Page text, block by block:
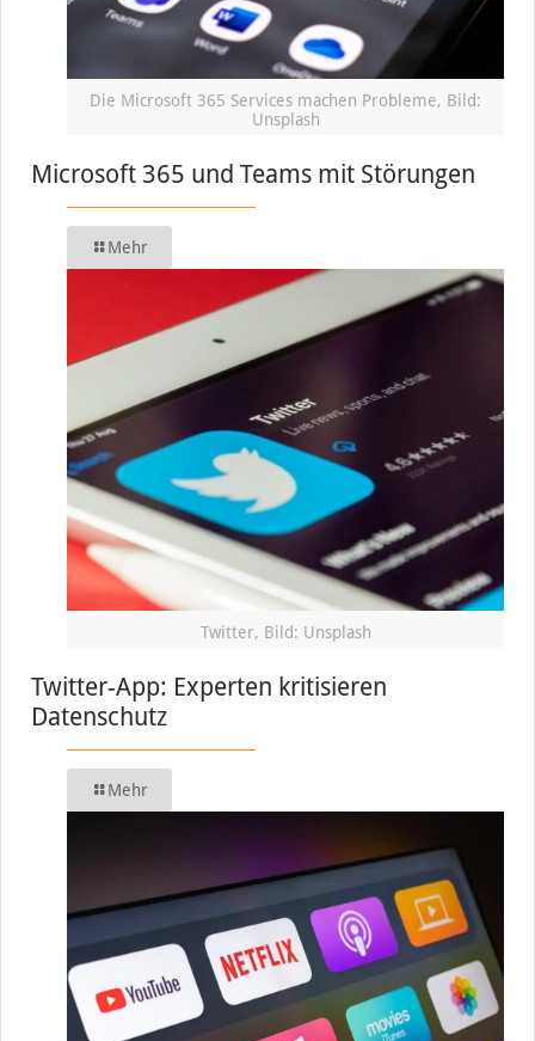
Die Microsoft 365 Services machen Probleme, Bild:
Unsplash
Microsoft 365 und Teams mit Störungen
Mehr
Twitter, Bild: Unsplash
Twitter-App: Experten kritisieren
Datenschutz
Mehr